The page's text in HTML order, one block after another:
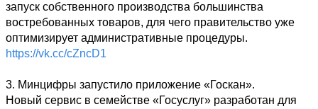
запуск собственного производства большинства
востребованных товаров, для чего правительство уже
https://vk.cc/cZncD1
3. Минцифры запустило приложение «Госкан».
Новый сервис в семействе «Госуслуг» разработан для